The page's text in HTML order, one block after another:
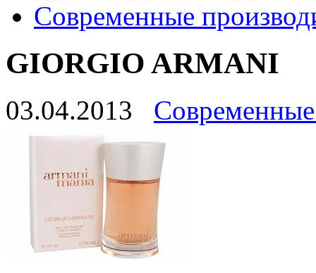
Современные
GIORGIO ARMANI
03.04.2013